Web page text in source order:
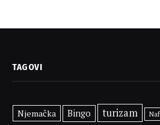
TAGOVI
Njemačka Bingo turizam